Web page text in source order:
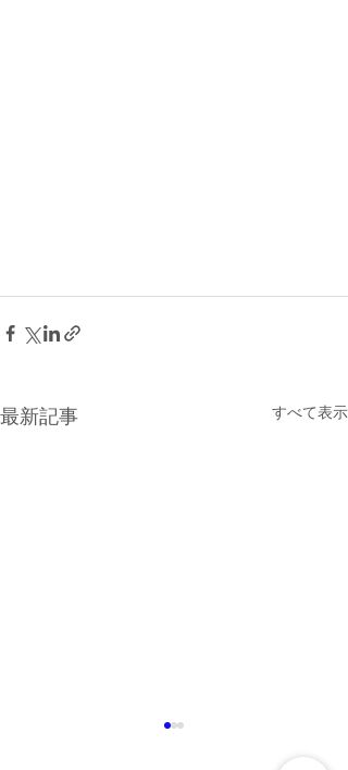
最新記事 すべて表示